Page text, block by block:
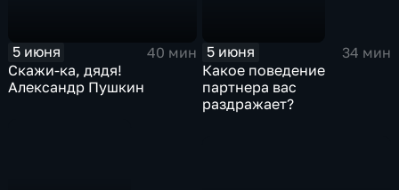
5 июня
40 мин
Скажи-ка, дядя!
Александр Пушкин
5 июня
34 мин
Какое поведение
партнера вас
раздражает?